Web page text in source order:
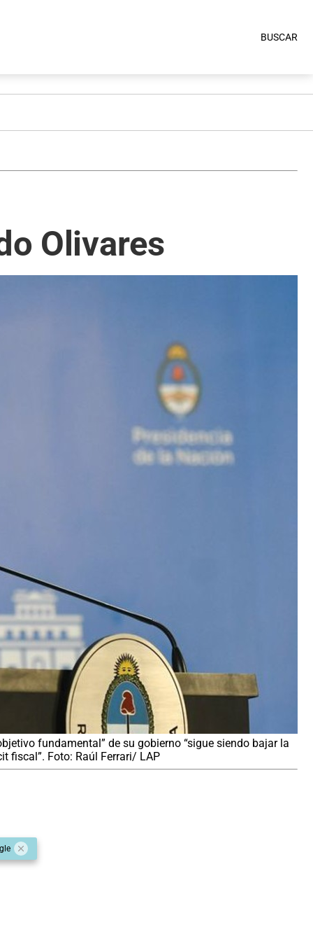
BUSCAR
Olivares
fundamental” de su gobierno “sigue siendo bajar la
fiscal”. Foto: Raúl Ferrari/ LAP